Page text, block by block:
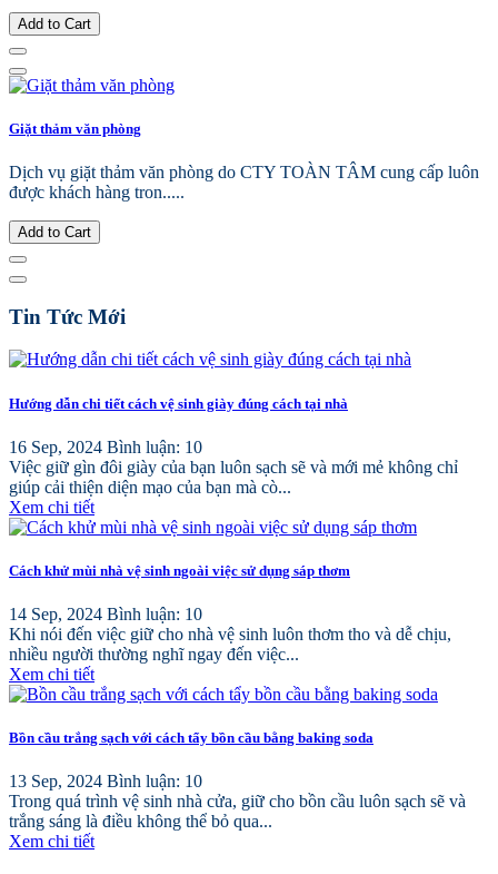
Add to Cart
Giặt thảm văn phòng
Dịch vụ giặt thảm văn phòng do CTY TOÀN TÂM cung cấp luôn
được khách hàng tron.....
Add to Cart
Tin Tức Mới
Hướng dẫn chi tiết cách vệ sinh giày đúng cách tại nhà
16 Sep, 2024 Bình luận: 10
Việc giữ gìn đôi giày của bạn luôn sạch sẽ và mới mẻ không chỉ
giúp cải thiện diện mạo của bạn mà cò...
Xem chi tiết
Cách khử mùi nhà vệ sinh ngoài việc sử dụng sáp thơm
14 Sep, 2024 Bình luận: 10
Khi nói đến việc giữ cho nhà vệ sinh luôn thơm tho và dễ chịu,
nhiều người thường nghĩ ngay đến việc...
Xem chi tiết
Bồn cầu trắng sạch với cách tẩy bồn cầu bằng baking soda
13 Sep, 2024 Bình luận: 10
Trong quá trình vệ sinh nhà cửa, giữ cho bồn cầu luôn sạch sẽ và
trắng sáng là điều không thể bỏ qua...
Xem chi tiết